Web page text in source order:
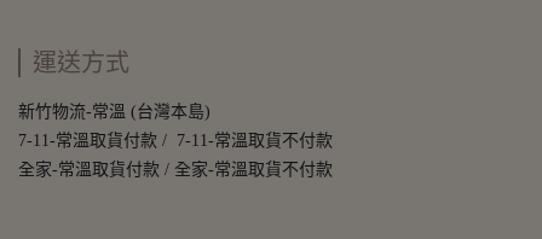
運送方式
新竹物流-常溫 (台灣本島)
7-11-常溫取貨付款 / 7-11-常溫取貨不付款
全家-常溫取貨付款 / 全家-常溫取貨不付款